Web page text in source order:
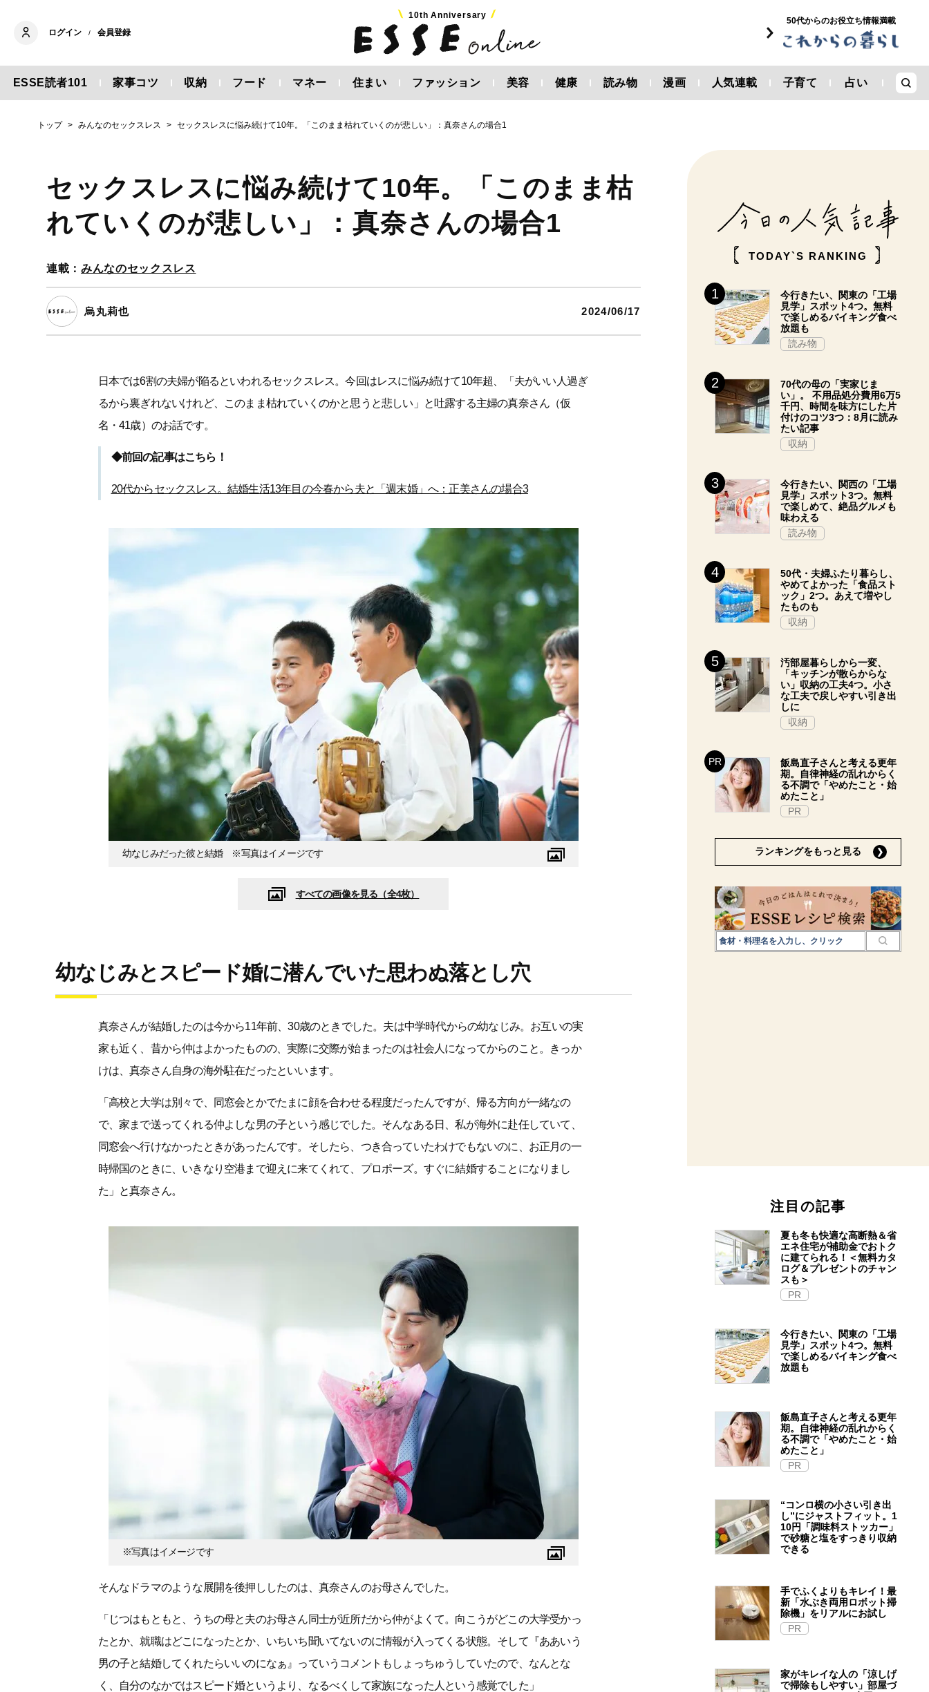
ログイン / 会員登録
10th Anniversary
50代からのお役立ち情報満載
ESSE読者101 家事コツ 収納 フード マネー 住まい ファッション 美容 健康 読み物 漫画 人気連載 子育て 占い
トップ みんなのセックスレス セックスレスに悩み続けて10年。「このまま枯れていくのが悲しい」：真奈さんの場合1
セックスレスに悩み続けて10年。「このまま枯
れていくのが悲しい」：真奈さんの場合1
連載：みんなのセックスレス
烏丸莉也 2024/06/17
日本では6割の夫婦が陥るといわれるセックスレス。今回はレスに悩み続けて10年超、「夫がいい人過ぎ
るから裏ぎれないけれど、このまま枯れていくのかと思うと悲しい」と吐露する主婦の真奈さん（仮
名・41歳）のお話です。
◆前回の記事はこちら！
20代からセックスレス。結婚生活13年目の今春から夫と「週末婚」へ：正美さんの場合3
幼なじみだった彼と結婚 ※写真はイメージです
すべての画像を見る（全4枚）
幼なじみとスピード婚に潜んでいた思わぬ落とし穴
真奈さんが結婚したのは今から11年前、30歳のときでした。夫は中学時代からの幼なじみ。お互いの実
家も近く、昔から仲はよかったものの、実際に交際が始まったのは社会人になってからのこと。きっか
けは、真奈さん自身の海外駐在だったといいます。
「高校と大学は別々で、同窓会とかでたまに顔を合わせる程度だったんですが、帰る方向が一緒なの
で、家まで送ってくれる仲よしな男の子という感じでした。そんなある日、私が海外に赴任していて、
同窓会へ行けなかったときがあったんです。そしたら、つき合っていたわけでもないのに、お正月の一
時帰国のときに、いきなり空港まで迎えに来てくれて、プロポーズ。すぐに結婚することになりまし
た」と真奈さん。
※写真はイメージです
そんなドラマのような展開を後押ししたのは、真奈さんのお母さんでした。
「じつはもともと、うちの母と夫のお母さん同士が近所だから仲がよくて。向こうがどこの大学受かっ
たとか、就職はどこになったとか、いちいち聞いてないのに情報が入ってくる状態。そして『ああいう
男の子と結婚してくれたらいいのになぁ』っていうコメントもしょっちゅうしていたので、なんとな
く、自分のなかではスピード婚というより、なるべくして家族になった人という感覚でした」
TODAY`S RANKING
今行きたい、関東の「工場
見学」スポット4つ。無料
で楽しめるバイキング食べ
放題も
読み物
70代の母の「実家じま
い」。 不用品処分費用6万5
千円、時間を味方にした片
付けのコツ3つ：8月に読み
たい記事
収納
今行きたい、関西の「工場
見学」スポット3つ。無料
で楽しめて、絶品グルメも
味わえる
読み物
50代・夫婦ふたり暮らし、
やめてよかった「食品スト
ック」2つ。あえて増やし
たものも
収納
汚部屋暮らしから一変、
「キッチンが散らからな
い」収納の工夫4つ。小さ
な工夫で戻しやすい引き出
しに
収納
飯島直子さんと考える更年
期。自律神経の乱れからく
る不調で「やめたこと・始
めたこと」
PR
ランキングをもっと見る
注目の記事
夏も冬も快適な高断熱＆省
エネ住宅が補助金でおトク
に建てられる！＜無料カタ
ログ＆プレゼントのチャン
スも＞
PR
今行きたい、関東の「工場
見学」スポット4つ。無料
で楽しめるバイキング食べ
放題も
飯島直子さんと考える更年
期。自律神経の乱れからく
る不調で「やめたこと・始
めたこと」
PR
“コンロ横の小さい引き出
し”にジャストフィット。1
10円「調味料ストッカー」
で砂糖と塩をすっきり収納
できる
手でふくよりもキレイ！最
新「水ぶき両用ロボット掃
除機」をリアルにお試し
PR
家がキレイな人の「涼しげ
で掃除もしやすい」部屋づ